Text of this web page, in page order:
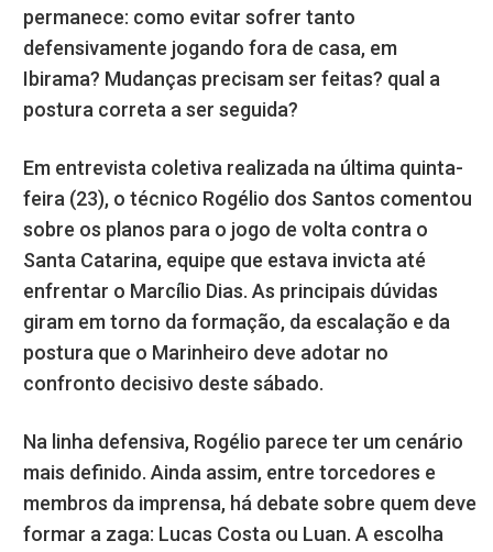
permanece: como evitar sofrer tanto
defensivamente jogando fora de casa, em
Ibirama? Mudanças precisam ser feitas? qual a
postura correta a ser seguida?
Em entrevista coletiva realizada na última quinta-
feira (23), o técnico Rogélio dos Santos comentou
sobre os planos para o jogo de volta contra o
Santa Catarina, equipe que estava invicta até
enfrentar o Marcílio Dias. As principais dúvidas
giram em torno da formação, da escalação e da
postura que o Marinheiro deve adotar no
confronto decisivo deste sábado.
Na linha defensiva, Rogélio parece ter um cenário
mais definido. Ainda assim, entre torcedores e
membros da imprensa, há debate sobre quem deve
formar a zaga: Lucas Costa ou Luan. A escolha